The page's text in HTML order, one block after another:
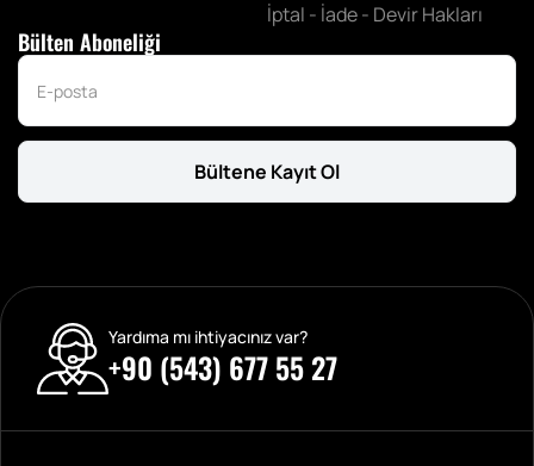
İptal - İade - Devir Hakları
Bülten Aboneliği
Bültene Kayıt Ol
Yardıma mı ihtiyacınız var?
+90 (543) 677 55 27